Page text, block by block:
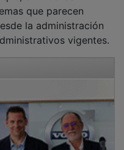
delimpieza,
mediante una
a las
Más allá de